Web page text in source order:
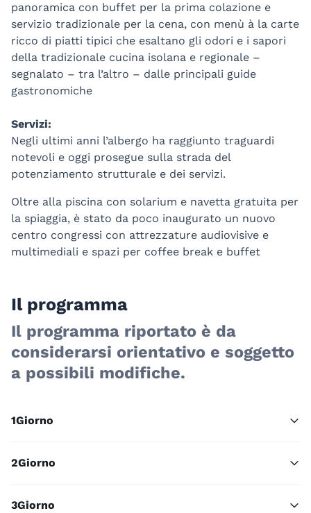
panoramica con buffet per la prima colazione e
servizio tradizionale per la cena, con menù à la carte
ricco di piatti tipici che esaltano gli odori e i sapori
della tradizionale cucina isolana e regionale –
segnalato – tra l’altro – dalle principali guide
gastronomiche
Servizi:
Negli ultimi anni l’albergo ha raggiunto traguardi
notevoli e oggi prosegue sulla strada del
potenziamento strutturale e dei servizi.
Oltre alla piscina con solarium e navetta gratuita per
la spiaggia, è stato da poco inaugurato un nuovo
centro congressi con attrezzature audiovisive e
multimediali e spazi per coffee break e buffet
Il programma
Il programma riportato è da
considerarsi orientativo e soggetto
a possibili modifiche.
1Giorno
2Giorno
3Giorno